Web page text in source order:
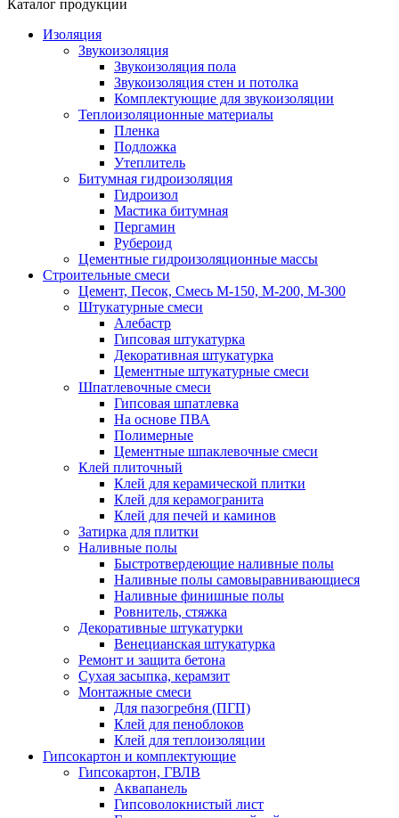
Каталог продукции
Изоляция
Звукоизоляция
Звукоизоляция пола
Звукоизоляция стен и потолка
Комплектующие для звукоизоляции
Теплоизоляционные материалы
Пленка
Подложка
Утеплитель
Битумная гидроизоляция
Гидроизол
Мастика битумная
Пергамин
Рубероид
Цементные гидроизоляционные массы
Строительные смеси
Цемент, Песок, Смесь М-150, М-200, М-300
Штукатурные смеси
Алебастр
Гипсовая штукатурка
Декоративная штукатурка
Цементные штукатурные смеси
Шпатлевочные смеси
Гипсовая шпатлевка
На основе ПВА
Полимерные
Цементные шпаклевочные смеси
Клей плиточный
Клей для керамической плитки
Клей для керамогранита
Клей для печей и каминов
Затирка для плитки
Наливные полы
Быстротвердеющие наливные полы
Наливные полы самовыравнивающиеся
Наливные финишные полы
Ровнитель, стяжка
Декоративные штукатурки
Венецианская штукатурка
Ремонт и защита бетона
Сухая засыпка, керамзит
Монтажные смеси
Для пазогребня (ПГП)
Клей для пеноблоков
Клей для теплоизоляции
Гипсокартон и комплектующие
Гипсокартон, ГВЛВ
Аквапанель
Гипсоволокнистый лист